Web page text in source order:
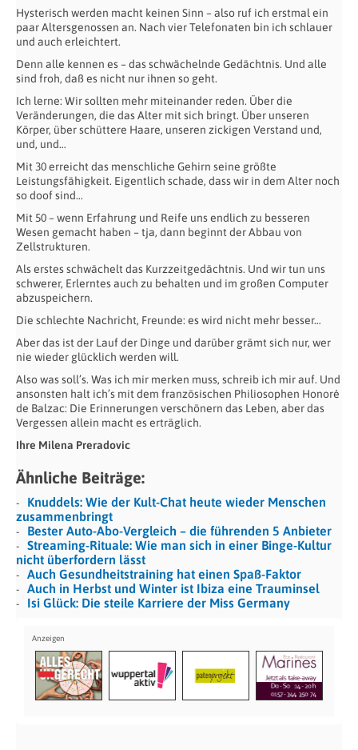
Hysterisch werden macht keinen Sinn – also ruf ich erstmal ein
paar Altersgenossen an. Nach vier Telefonaten bin ich schlauer
und auch erleichtert.
Denn alle kennen es – das schwächelnde Gedächtnis. Und alle
sind froh, daß es nicht nur ihnen so geht.
Ich lerne: Wir sollten mehr miteinander reden. Über die
Veränderungen, die das Alter mit sich bringt. Über unseren
Körper, über schüttere Haare, unseren zickigen Verstand und,
und, und…
Mit 30 erreicht das menschliche Gehirn seine größte
Leistungsfähigkeit. Eigentlich schade, dass wir in dem Alter noch
so doof sind…
Mit 50 – wenn Erfahrung und Reife uns endlich zu besseren
Wesen gemacht haben – tja, dann beginnt der Abbau von
Zellstrukturen.
Als erstes schwächelt das Kurzzeitgedächtnis. Und wir tun uns
schwerer, Erlerntes auch zu behalten und im großen Computer
abzuspeichern.
Die schlechte Nachricht, Freunde: es wird nicht mehr besser…
Aber das ist der Lauf der Dinge und darüber grämt sich nur, wer
nie wieder glücklich werden will.
Also was soll’s. Was ich mir merken muss, schreib ich mir auf. Und
ansonsten halt ich’s mit dem französischen Philiosophen Honoré
de Balzac: Die Erinnerungen verschönern das Leben, aber das
Vergessen allein macht es erträglich.
Ihre Milena Preradovic
Ähnliche Beiträge:
Knuddels: Wie der Kult-Chat heute wieder Menschen
zusammenbringt
Bester Auto-Abo-Vergleich – die führenden 5 Anbieter
Streaming-Rituale: Wie man sich in einer Binge-Kultur
nicht überfordern lässt
Auch Gesundheitstraining hat einen Spaß-Faktor
Auch in Herbst und Winter ist Ibiza eine Trauminsel
Isi Glück: Die steile Karriere der Miss Germany